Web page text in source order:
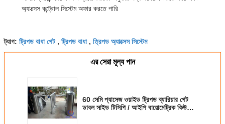
অ্যাক্সেস কন্ট্রোল সিস্টেম অফার করতে পারি
ট্যাগ: ট্রিপড বাধা গেট, ট্রিপড বাধা, ত্রিপড অ্যাক্সেস সিস্টেম
এর সেরা মূল্য পান
60 সেমি প্যাসেজ ওয়াইড ট্রিপড ব্যারিয়ার গেট
ডাবল সাইড টিসিপি / আইপি বায়োমেট্রিক কিউআর